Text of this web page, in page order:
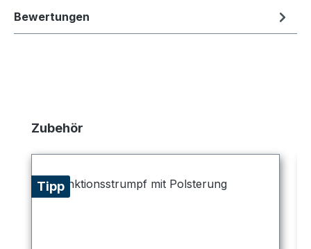
Bewertungen
Produktgalerie überspringen
Zubehör
Tipp